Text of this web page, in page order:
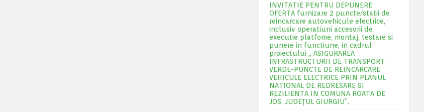
INVITATIE PENTRU DEPUNERE
OFERTA furnizare 2 puncte/statii de
reincarcare autovehicule electrice,
inclusiv operatiuni accesorii de
executie platfome, montaj, testare si
punere in functiune, in cadrul
proiectului „ ASIGURAREA
INFRASTRUCTURII DE TRANSPORT
VERDE-PUNCTE DE REINCARCARE
VEHICULE ELECTRICE PRIN PLANUL
NATIONAL DE REDRESARE SI
REZILIENTA IN COMUNA ROATA DE
JOS, JUDEŢUL GIURGIU”.